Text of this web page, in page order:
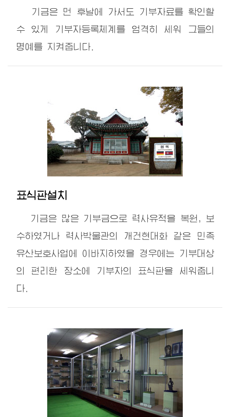
기금은 먼 후날에 가서도 기부자료를 확인할
수 있게 기부자등록체계를 엄격히 세워 그들의
명예를 지켜줍니다.
표식판설치
기금은 많은 기부금으로 력사유적을 복원, 보
수하였거나 력사박물관의 개건현대화 같은 민족
유산보호사업에 이바지하였을 경우에는 기부대상
의 편리한 장소에 기부자의 표식판을 세워줍니
다.